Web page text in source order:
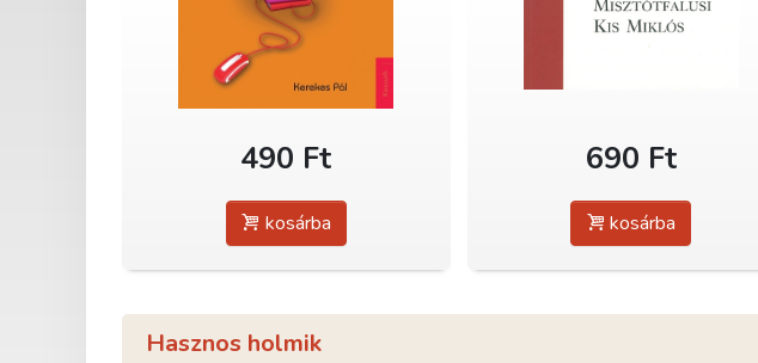
490 Ft
kosárba
690 Ft
kosárba
Hasznos holmik